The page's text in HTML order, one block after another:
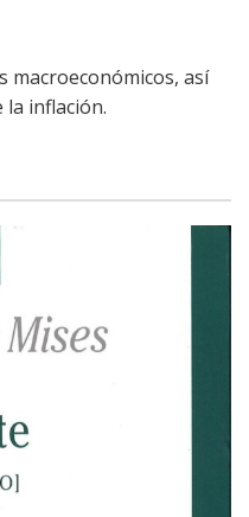
macroeconómicos, así
la inflación.